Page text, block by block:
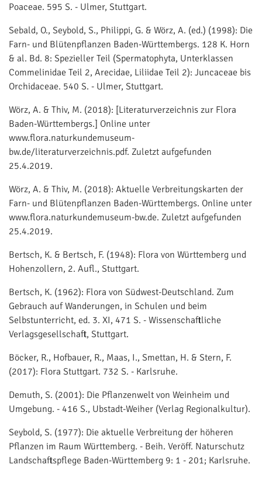
Poaceae. 595 S. - Ulmer, Stuttgart.
Sebald, O., Seybold, S., Philippi, G. & Wörz, A. (ed.) (1998): Die
Farn- und Blütenpflanzen Baden-Württembergs. 128 K. Horn
& al. Bd. 8: Spezieller Teil (Spermatophyta, Unterklassen
Commelinidae Teil 2, Arecidae, Liliidae Teil 2): Juncaceae bis
Orchidaceae. 540 S. - Ulmer, Stuttgart.
Wörz, A. & Thiv, M. (2018): [Literaturverzeichnis zur Flora
Baden-Württembergs.] Online unter
www.flora.naturkundemuseum-
bw.de/literaturverzeichnis.pdf. Zuletzt aufgefunden
25.4.2019.
Wörz, A. & Thiv, M. (2018): Aktuelle Verbreitungskarten der
Farn- und Blütenpflanzen Baden-Württembergs. Online unter
www.flora.naturkundemuseum-bw.de. Zuletzt aufgefunden
25.4.2019.
Bertsch, K. & Bertsch, F. (1948): Flora von Württemberg und
Hohenzollern, 2. Aufl., Stuttgart.
Bertsch, K. (1962): Flora von Südwest-Deutschland. Zum
Gebrauch auf Wanderungen, in Schulen und beim
Selbstunterricht, ed. 3. XI, 471 S. - Wissenschaftliche
Verlagsgesellschaft, Stuttgart.
Böcker, R., Hofbauer, R., Maas, I., Smettan, H. & Stern, F.
(2017): Flora Stuttgart. 732 S. - Karlsruhe.
Demuth, S. (2001): Die Pflanzenwelt von Weinheim und
Umgebung. - 416 S., Ubstadt-Weiher (Verlag Regionalkultur).
Seybold, S. (1977): Die aktuelle Verbreitung der höheren
Pflanzen im Raum Württemberg. - Beih. Veröff. Naturschutz
Landschaftspflege Baden-Württemberg 9: 1 - 201; Karlsruhe.